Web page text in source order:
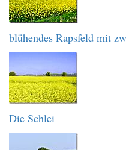
blühendes Rapsfeld mit
Die Schlei